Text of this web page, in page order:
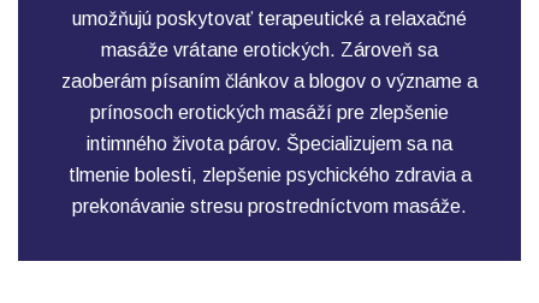
umožňujú poskytovať terapeutické a relaxačné
masáže vrátane erotických. Zároveň sa
zaoberám písaním článkov a blogov o význame a
prínosoch erotických masáží pre zlepšenie
intimného života párov. Špecializujem sa na
tlmenie bolesti, zlepšenie psychického zdravia a
prekonávanie stresu prostredníctvom masáže.